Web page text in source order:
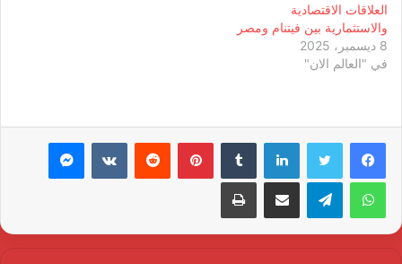
العلاقات الاقتصادية
والاستثمارية بين فيتنام ومصر
8 ديسمبر، 2025
في "العالم الان"
لينكدإن بينتيريست ماسنجر
واتساب تيلقرام مشاركة عبر البريد طباعة